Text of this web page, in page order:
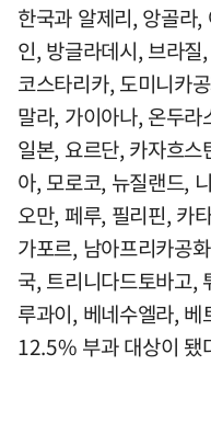
한국과 알제리, 앙골라
인, 방글라데시, 브라
코스타리카, 도미니카
말라, 가이아나, 온두
일본, 요르단, 카자흐
아, 모로코, 뉴질랜드,
오만, 페루, 필리핀, 카
가포르, 남아프리카공
국, 트리니다드토바고,
루과이, 베네수엘라,
12.5% 부과 대상이 됐